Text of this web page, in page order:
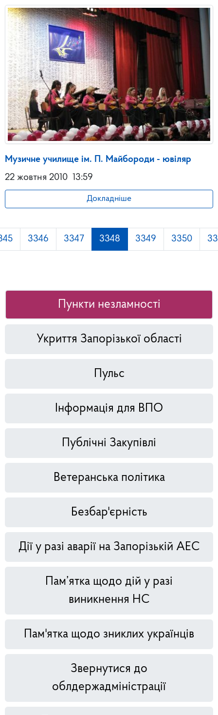
Музичне училище ім. П. Майбороди - ювіляр
22 жовтня 2010 13:59
Докладніше
3346 3347 3348 3349 3350
Пункти незламності
Укриття Запорізької області
Пульс
Інформація для ВПО
Публічні Закупівлі
Ветеранська політика
Безбар'єрність
Дії у разі аварії на Запорізькій АЕС
Пам’ятка щодо дій у разі
виникнення НС
Пам'ятка щодо зниклих українців
Звернутися до
облдержадміністрації